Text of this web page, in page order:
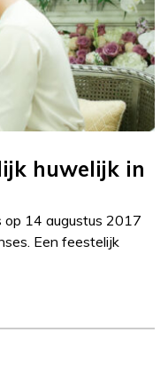
huwelijk in
op 14 augustus 2017
Een feestelijk